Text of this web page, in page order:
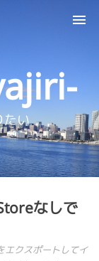
たい
なしで
エクスポートしてイ